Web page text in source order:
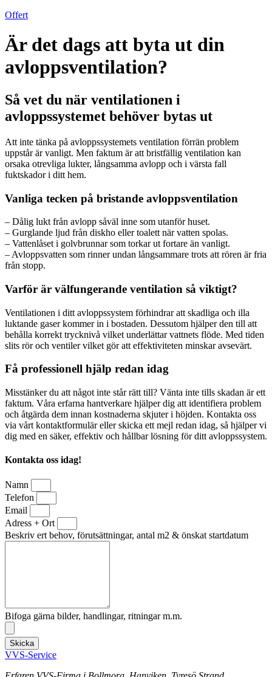
Offert
Är det dags att byta ut din
avloppsventilation?
Så vet du när ventilationen i
avloppssystemet behöver bytas ut
Att inte tänka på avloppssystemets ventilation förrän problem
uppstår är vanligt. Men faktum är att bristfällig ventilation kan
orsaka otrevliga lukter, långsamma avlopp och i värsta fall
fuktskador i ditt hem.
Vanliga tecken på bristande avloppsventilation
– Dålig lukt från avlopp såväl inne som utanför huset.
– Gurglande ljud från diskho eller toalett när vatten spolas.
– Vattenlåset i golvbrunnar som torkar ut fortare än vanligt.
– Avloppsvatten som rinner undan långsammare trots att rören är fria
från stopp.
Varför är välfungerande ventilation så viktigt?
Ventilationen i ditt avloppssystem förhindrar att skadliga och illa
luktande gaser kommer in i bostaden. Dessutom hjälper den till att
behålla korrekt trycknivå vilket underlättar vattnets flöde. Med tiden
slits rör och ventiler vilket gör att effektiviteten minskar avsevärt.
Få professionell hjälp redan idag
Misstänker du att något inte står rätt till? Vänta inte tills skadan är ett
faktum. Våra erfarna hantverkare hjälper dig att identifiera problem
och åtgärda dem innan kostnaderna skjuter i höjden. Kontakta oss
via vårt kontaktformulär eller skicka ett mejl redan idag, så hjälper vi
dig med en säker, effektiv och hållbar lösning för ditt avloppssystem.
Kontakta oss idag!
Namn
Telefon
Email
Adress + Ort
Beskriv ert behov, förutsättningar, antal m2 & önskat startdatum
Bifoga gärna bilder, handlingar, ritningar m.m.
Skicka
VVS-Service